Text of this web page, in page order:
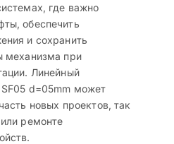
где важно
обеспечить
и сохранить
механизма при
Линейный
d=05mm может
новых проектов, так
ремонте